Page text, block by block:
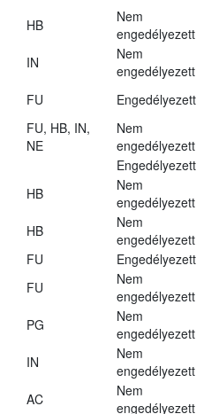
HB
Nem
engedélyezett
IN
Nem
engedélyezett
FU Engedélyezett
FU, HB, IN,
NE
Nem
engedélyezett
Engedélyezett
HB
Nem
engedélyezett
HB
Nem
engedélyezett
FU
Engedélyezett
FU
Nem
engedélyezett
PG
Nem
engedélyezett
IN
Nem
engedélyezett
AC
Nem
engedélyezett